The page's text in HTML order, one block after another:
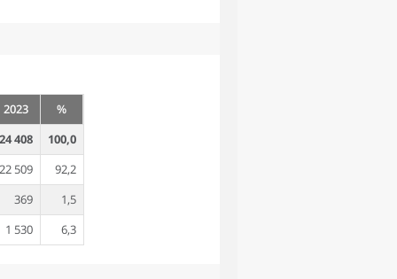
2023
%
408
100,0
509
92,2
369
1,5
1 530
6,3